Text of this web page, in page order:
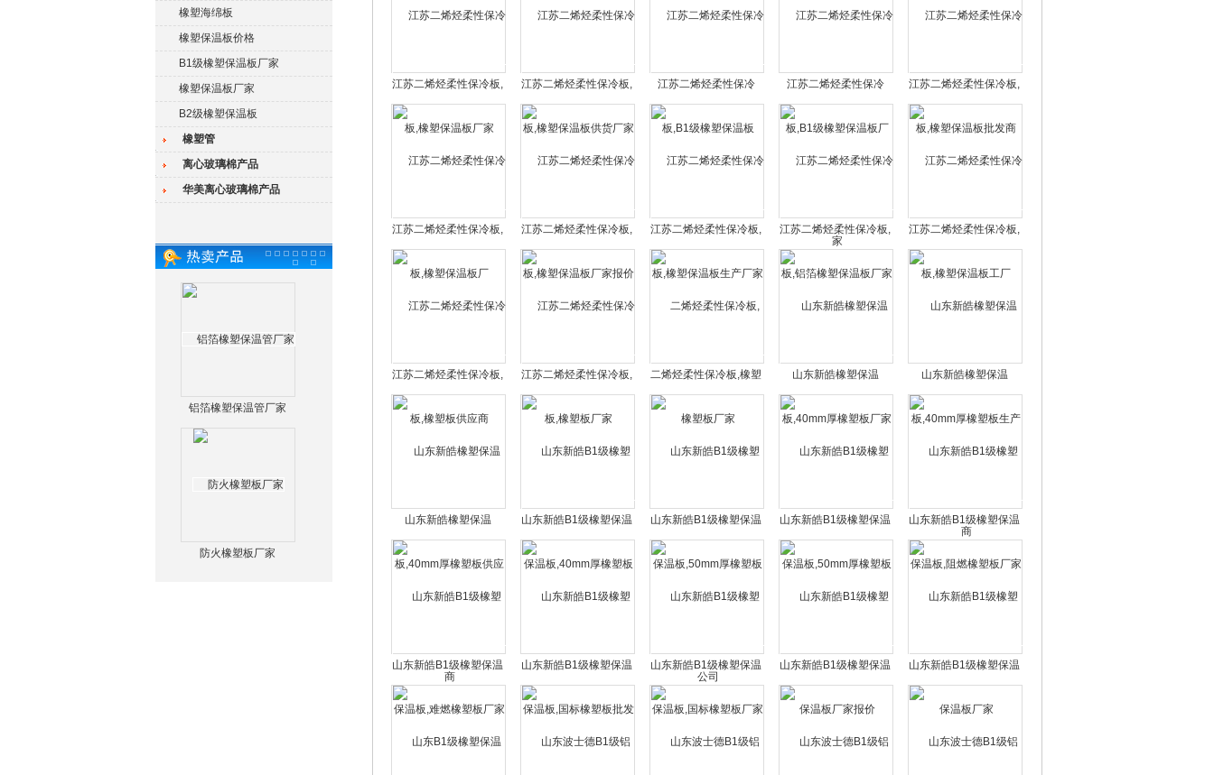
橡塑海绵板
橡塑保温板价格
B1级橡塑保温板厂家
橡塑保温板厂家
B2级橡塑保温板
橡塑管
离心玻璃棉产品
华美离心玻璃棉产品
铝箔橡塑保温管厂家
防火橡塑板厂家
江苏二烯烃柔性保冷板,
橡塑保温板厂家
江苏二烯烃柔性保冷板,
橡塑保温板供货厂家
江苏二烯烃柔性保冷
板,B1级橡塑保温板
江苏二烯烃柔性保冷
板,B1级橡塑保温板厂
家
江苏二烯烃柔性保冷板,
橡塑保温板批发商
江苏二烯烃柔性保冷板,
橡塑保温板厂
江苏二烯烃柔性保冷板,
橡塑保温板厂家报价
江苏二烯烃柔性保冷板,
橡塑保温板生产厂家
江苏二烯烃柔性保冷板,
铝箔橡塑保温板厂家
江苏二烯烃柔性保冷板,
橡塑保温板工厂
江苏二烯烃柔性保冷板,
橡塑板供应商
江苏二烯烃柔性保冷板,
橡塑板厂家
二烯烃柔性保冷板,橡塑
板厂家
山东新皓橡塑保温
板,40mm厚橡塑板厂家
山东新皓橡塑保温
板,40mm厚橡塑板生产
商
山东新皓橡塑保温
板,40mm厚橡塑板供应
商
山东新皓B1级橡塑保温
板,40mm厚橡塑板
山东新皓B1级橡塑保温
板,50mm厚橡塑板公司
山东新皓B1级橡塑保温
板,50mm厚橡塑板
山东新皓B1级橡塑保温
板,阻燃橡塑板厂家
山东新皓B1级橡塑保温
板,难燃橡塑板厂家
山东新皓B1级橡塑保温
板,国标橡塑板批发商
山东新皓B1级橡塑保温
板,国标橡塑板厂家
山东新皓B1级橡塑保温
板厂家报价
山东新皓B1级橡塑保温
板厂家